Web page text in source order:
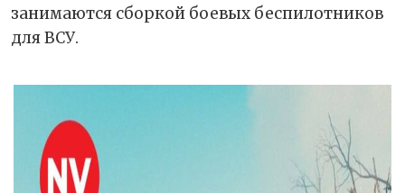
занимаются сборкой боевых беспилотников
для ВСУ.